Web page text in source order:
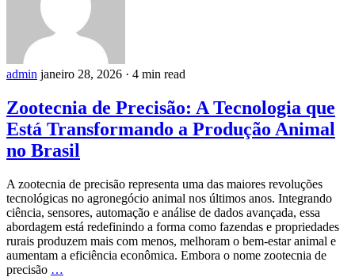
admin janeiro 28, 2026 · 4 min read
Zootecnia de Precisão: A Tecnologia que
Está Transformando a Produção Animal
no Brasil
A zootecnia de precisão representa uma das maiores revoluções
tecnológicas no agronegócio animal nos últimos anos. Integrando
ciência, sensores, automação e análise de dados avançada, essa
abordagem está redefinindo a forma como fazendas e propriedades
rurais produzem mais com menos, melhoram o bem-estar animal e
aumentam a eficiência econômica. Embora o nome zootecnia de
precisão …